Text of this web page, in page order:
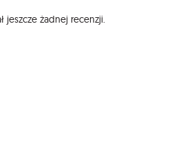
jeszcze żadnej recenzji.